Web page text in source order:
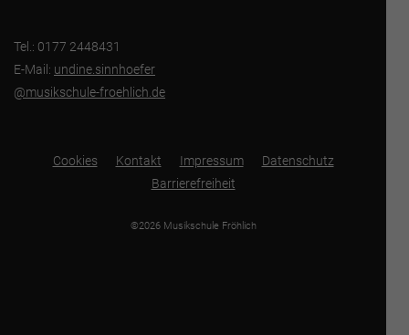
Tel.: 0177 2448431
E-Mail: undine.sinnhoefer
@musikschule-froehlich.de
Cookies Kontakt Impressum
Datenschutz
Barrierefreiheit
©2026 Musikschule Fröhlich